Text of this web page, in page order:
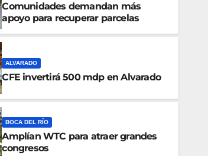
BOCA DEL RÍO
Amplían WTC para
7 AGOSTO, 2026
Comunidades demandan más
apoyo para recuperar parcelas
ALVARADO
CFE invertirá 500 mdp en Alvarado
BOCA DEL RÍO
Amplían WTC para atraer grandes
congresos